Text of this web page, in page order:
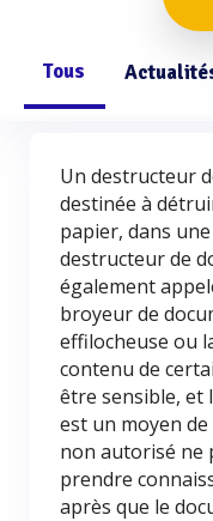
Tous
Un destructeur
destinée à
papier, dans
destructeur de
également
broyeur de
effilocheuse ou
contenu de
être sensible, et
est un moyen
non autorisé ne
prendre
après que le